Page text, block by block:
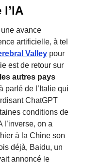
avance
artificielle, à tel
Valley pour
est de retour sur
autres pays
parlé de l’Italie qui
ChatGPT
conditions de
l’inverse, on a
à la Chine son
déjà, Baidu, un
annoncé le